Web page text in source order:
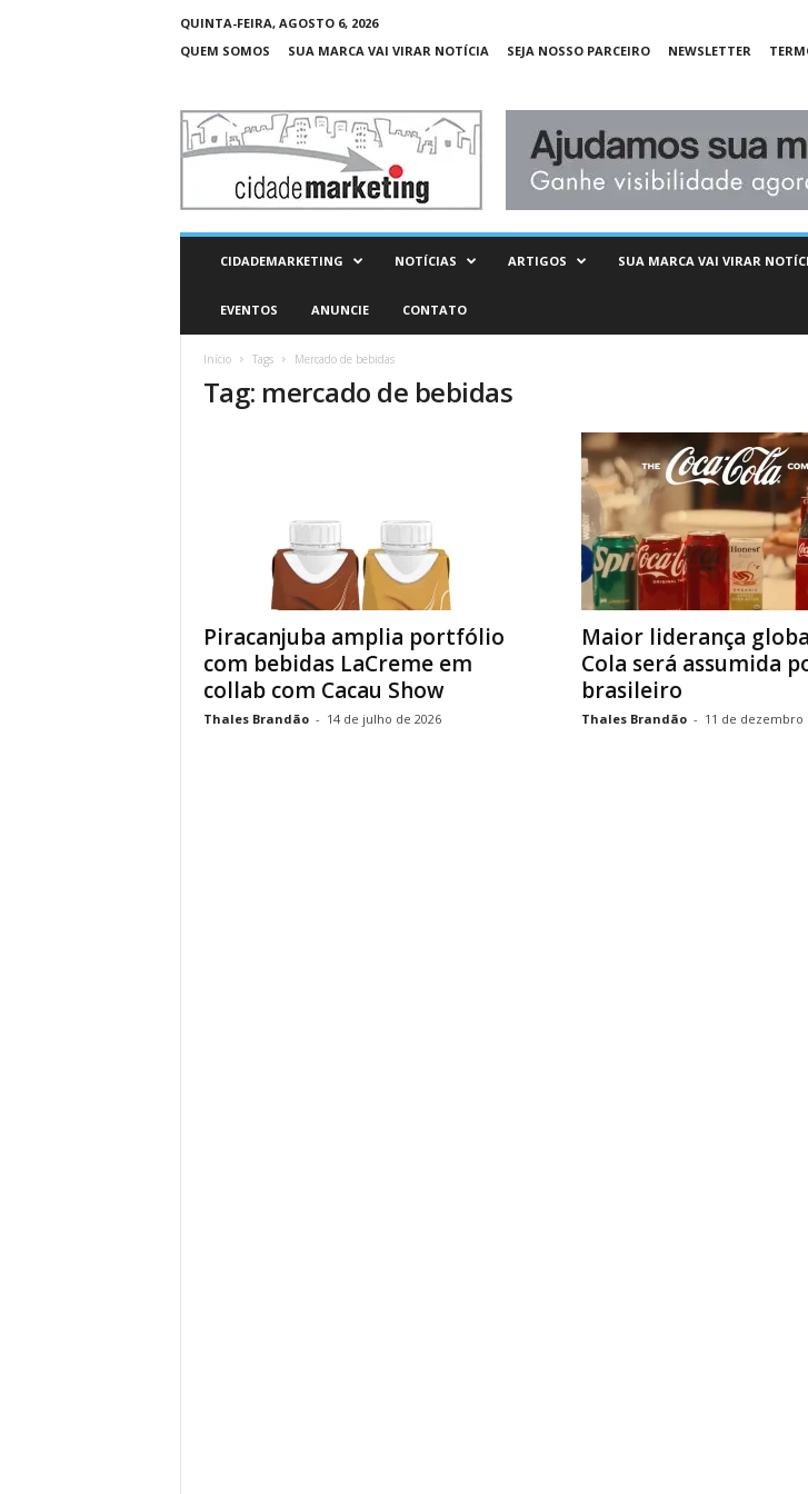
QUINTA-FEIRA, AGOSTO 6, 2026
QUEM SOMOS
SUA MARCA VAI VIRAR NOTÍCIA SEJA NOSSO PARCEIRO NEWSLETTER
C
d
CIDADEMARKETING NOTÍCIAS ARTIGOS SUA MARCA VAI VIRAR
EVENTOS ANUNCIE CONTATO
Início Tags Mercado de bebidas
Tag: mercado de bebidas
Piracanjuba amplia portfólio
com bebidas LaCreme em
collab com Cacau Show
Thales Brandão - 14 de julho de 2026
Maior liderança
Cola será assumida
brasileiro
Thales Brandão - 11 de dezembro